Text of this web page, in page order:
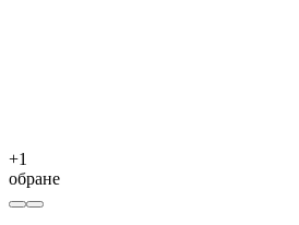
+1
обране